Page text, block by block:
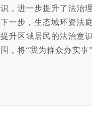
识，进一步提升了法治
下一步，生态城环资法
提升区域居民的法治意
围，将“我为群众办实事